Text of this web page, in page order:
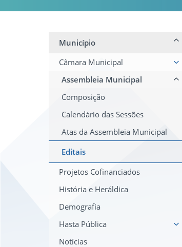
Município
Câmara Municipal
Assembleia Municipal
Composição
Calendário das Sessões
Atas da Assembleia Municipal
Editais
Projetos Cofinanciados
História e Heráldica
Demografia
Hasta Pública
Notícias